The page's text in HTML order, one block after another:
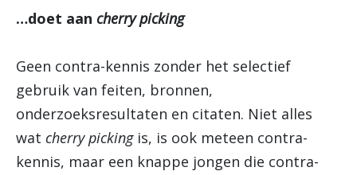
…doet aan cherry picking
Geen contra-kennis zonder het selectief
gebruik van feiten, bronnen,
onderzoeksresultaten en citaten. Niet alles
wat cherry pickingis, is ook meteen contra-
kennis, maar een knappe jongen die contra-